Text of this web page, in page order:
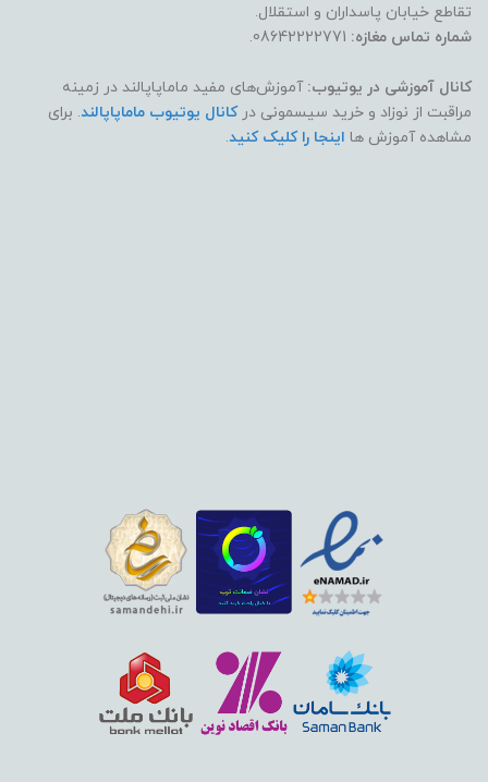
تقاطع خیابان پاسداران و استقلال.
شماره تماس مغازه:
کانال آموزشی در یوتیوب: آموزش‌های مفید ماماپاپالند در زمینه
مراقبت از نوزاد و خرید سیسمونی درکانال یوتیوب ماماپاپالند. برای
مشاهده آموزش ها اینجا را کلیک کنید.